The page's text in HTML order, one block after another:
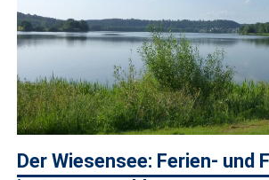
Der Wiesensee: Ferien- und